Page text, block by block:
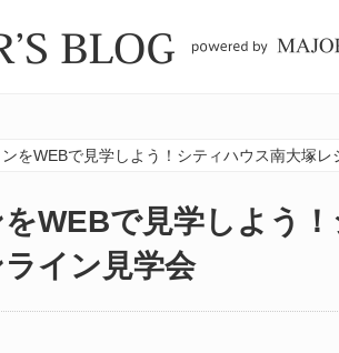
をWEBで見学しよう！シティハウス南大塚
WEBで見学しよう
イン見学会